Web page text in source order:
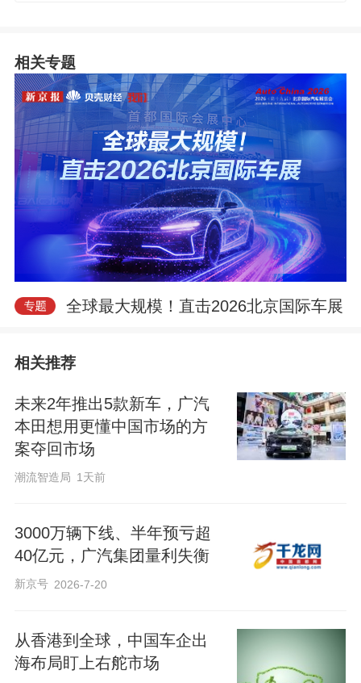
d
e
o
相关专题
全球最大规模！直击2026北京国际车展
相关推荐
未来2年推出5款新车，广汽
本田想用更懂中国市场的方
案夺回市场
潮流智造局 1天前
3000万辆下线、半年预亏超
40亿元，广汽集团量利失衡
新京号 2026-7-20
从香港到全球，中国车企出
海布局盯上右舵市场